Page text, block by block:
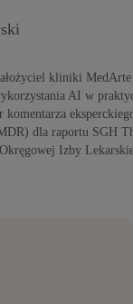
kliniki
AI w
dla raportu SGH
Izby